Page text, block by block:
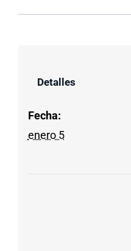
Detalles
Fecha:
enero 5